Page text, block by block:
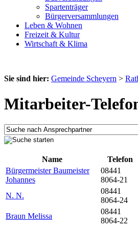
Spartenträger
Bürgerversammlungen
Leben & Wohnen
Freizeit & Kultur
Wirtschaft & Klima
Sie sind hier: Gemeinde Scheyern >
Mitarbeiter-
Name
Telefon
Bürgermeister Baumeister
Johannes
08441
8064-21
N. N.
08441
8064-24
Braun Melissa
08441
8064-22